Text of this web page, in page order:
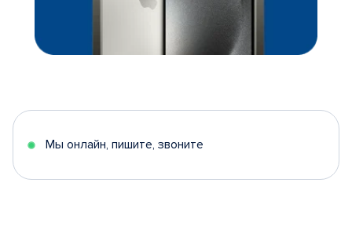
Мы онлайн, пишите, звоните